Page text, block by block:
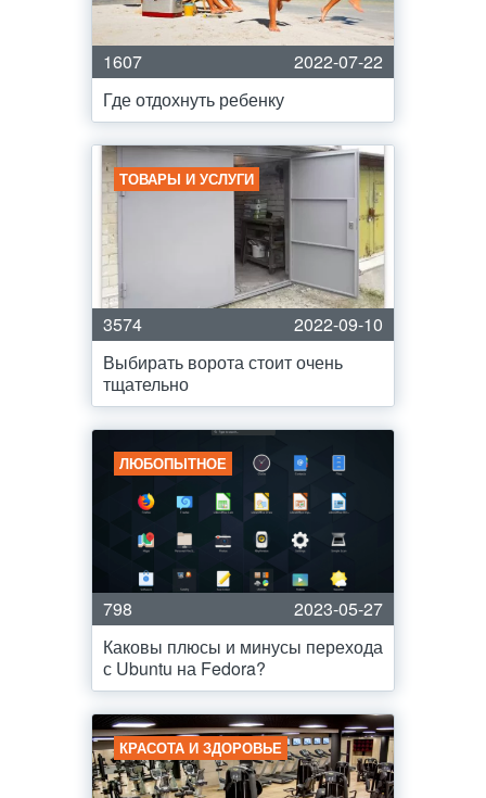
1607
2022-07-22
Где отдохнуть ребенку
ТОВАРЫ И УСЛУГИ
3574
2022-09-10
Выбирать ворота стоит очень
тщательно
ЛЮБОПЫТНОЕ
798
2023-05-27
Каковы плюсы и минусы перехода
с Ubuntu на Fedora?
КРАСОТА И ЗДОРОВЬЕ